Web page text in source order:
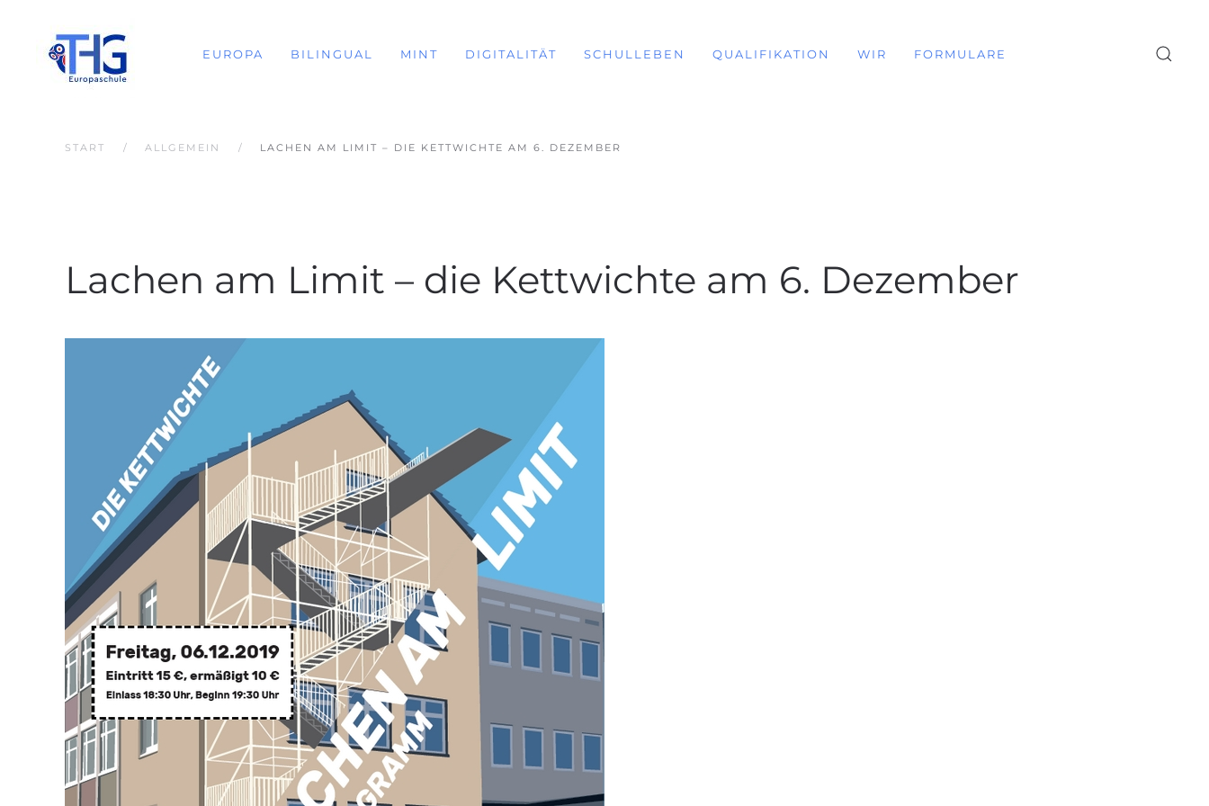
EUROPA BILINGUAL MINT DIGITALITÄT SCHULLEBEN QUALIFIKATION WIR FORMULARE
START ALLGEMEIN LACHEN AM LIMIT – DIE KETTWICHTE AM 6. DEZEMBER
Lachen am Limit – die Kettwichte am 6. Dezember